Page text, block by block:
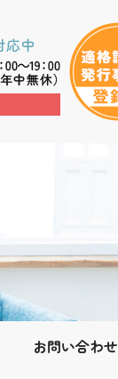
お問い合わせ